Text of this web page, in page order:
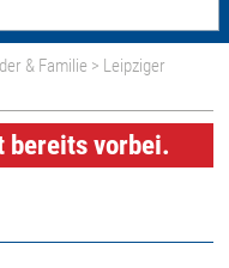
& Familie > Leipziger
bereits vorbei.